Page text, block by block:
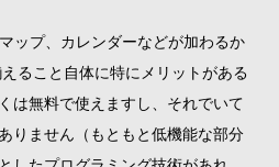
ップ、カレンダーなどが加わるか
ること自体に特にメリットがある
は無料で使えますし、それでいて
りません（もともと低機能な部分